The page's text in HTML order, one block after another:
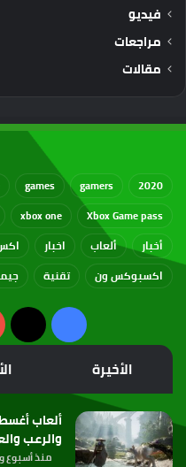
فيديو
مراجعات
مقالات
2020
gamers
games
Xbox Game pass
xbox one
أخبار
ألعاب اخبار
اكسبوكس ون
تقنية
فيسبوك
‫X
الأخيرة
والرعب
منذ أسبوع